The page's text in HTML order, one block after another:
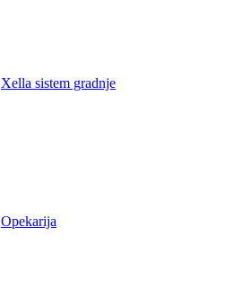
Xella sistem gradnje
Opekarija